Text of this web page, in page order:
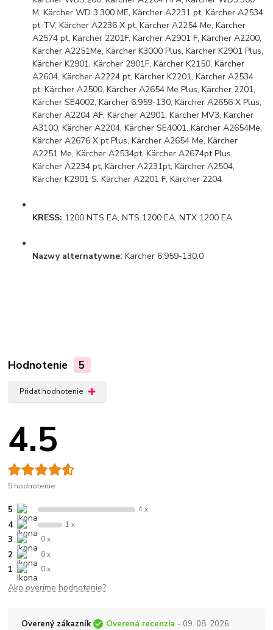
M, Kärcher WD 3.300 ME, Kärcher A2231 pt, Kärcher A2534
pt-TV, Kärcher A2236 X pt, Kärcher A2254 Me, Kärcher
A2574 pt, Kärcher 2201F, Kärcher A2901 F, Kärcher A2200,
Kärcher A2251Me, Kärcher K3000 Plus, Kärcher K2901 Plus,
Kärcher K2901, Kärcher 2901F, Kärcher K2150, Kärcher
A2604, Kärcher A2224 pt, Kärcher K2201, Kärcher A2534
pt, Kärcher A2500, Kärcher A2654 Me Plus, Kärcher 2201,
Kärcher SE4002, Kärcher 6.959-130, Kärcher A2656 X Plus,
Kärcher A2204 AF, Kärcher A2901, Kärcher MV3, Kärcher
A3100, Kärcher A2204, Kärcher SE4001, Kärcher A2654Me,
Kärcher A2676 X pt Plus, Kärcher A2654 Me, Kärcher
A2251 Me, Kärcher A2534pt, Kärcher A2674pt Plus,
Kärcher A2234 pt, Kärcher A2231pt, Kärcher A2504,
Kärcher K2901 S, Kärcher A2201 F, Kärcher 2204
KRESS: 1200 NTS EA, NTS 1200 EA, NTX 1200 EA
Nazwy alternatywne: Karcher 6.959-130.0
Hodnotenie 5
Pridať hodnotenie
4.5
5 hodnotenie
5 4 x
4 1 x
3 0 x
2 0 x
1 0 x
Ako overíme hodnotenie?
Overený zákazník Overená recenzia - 09. 08. 2026